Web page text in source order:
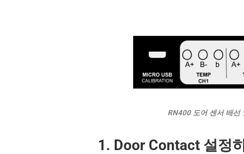
RN400 도어 센서 배선
1. Door Contact 설정